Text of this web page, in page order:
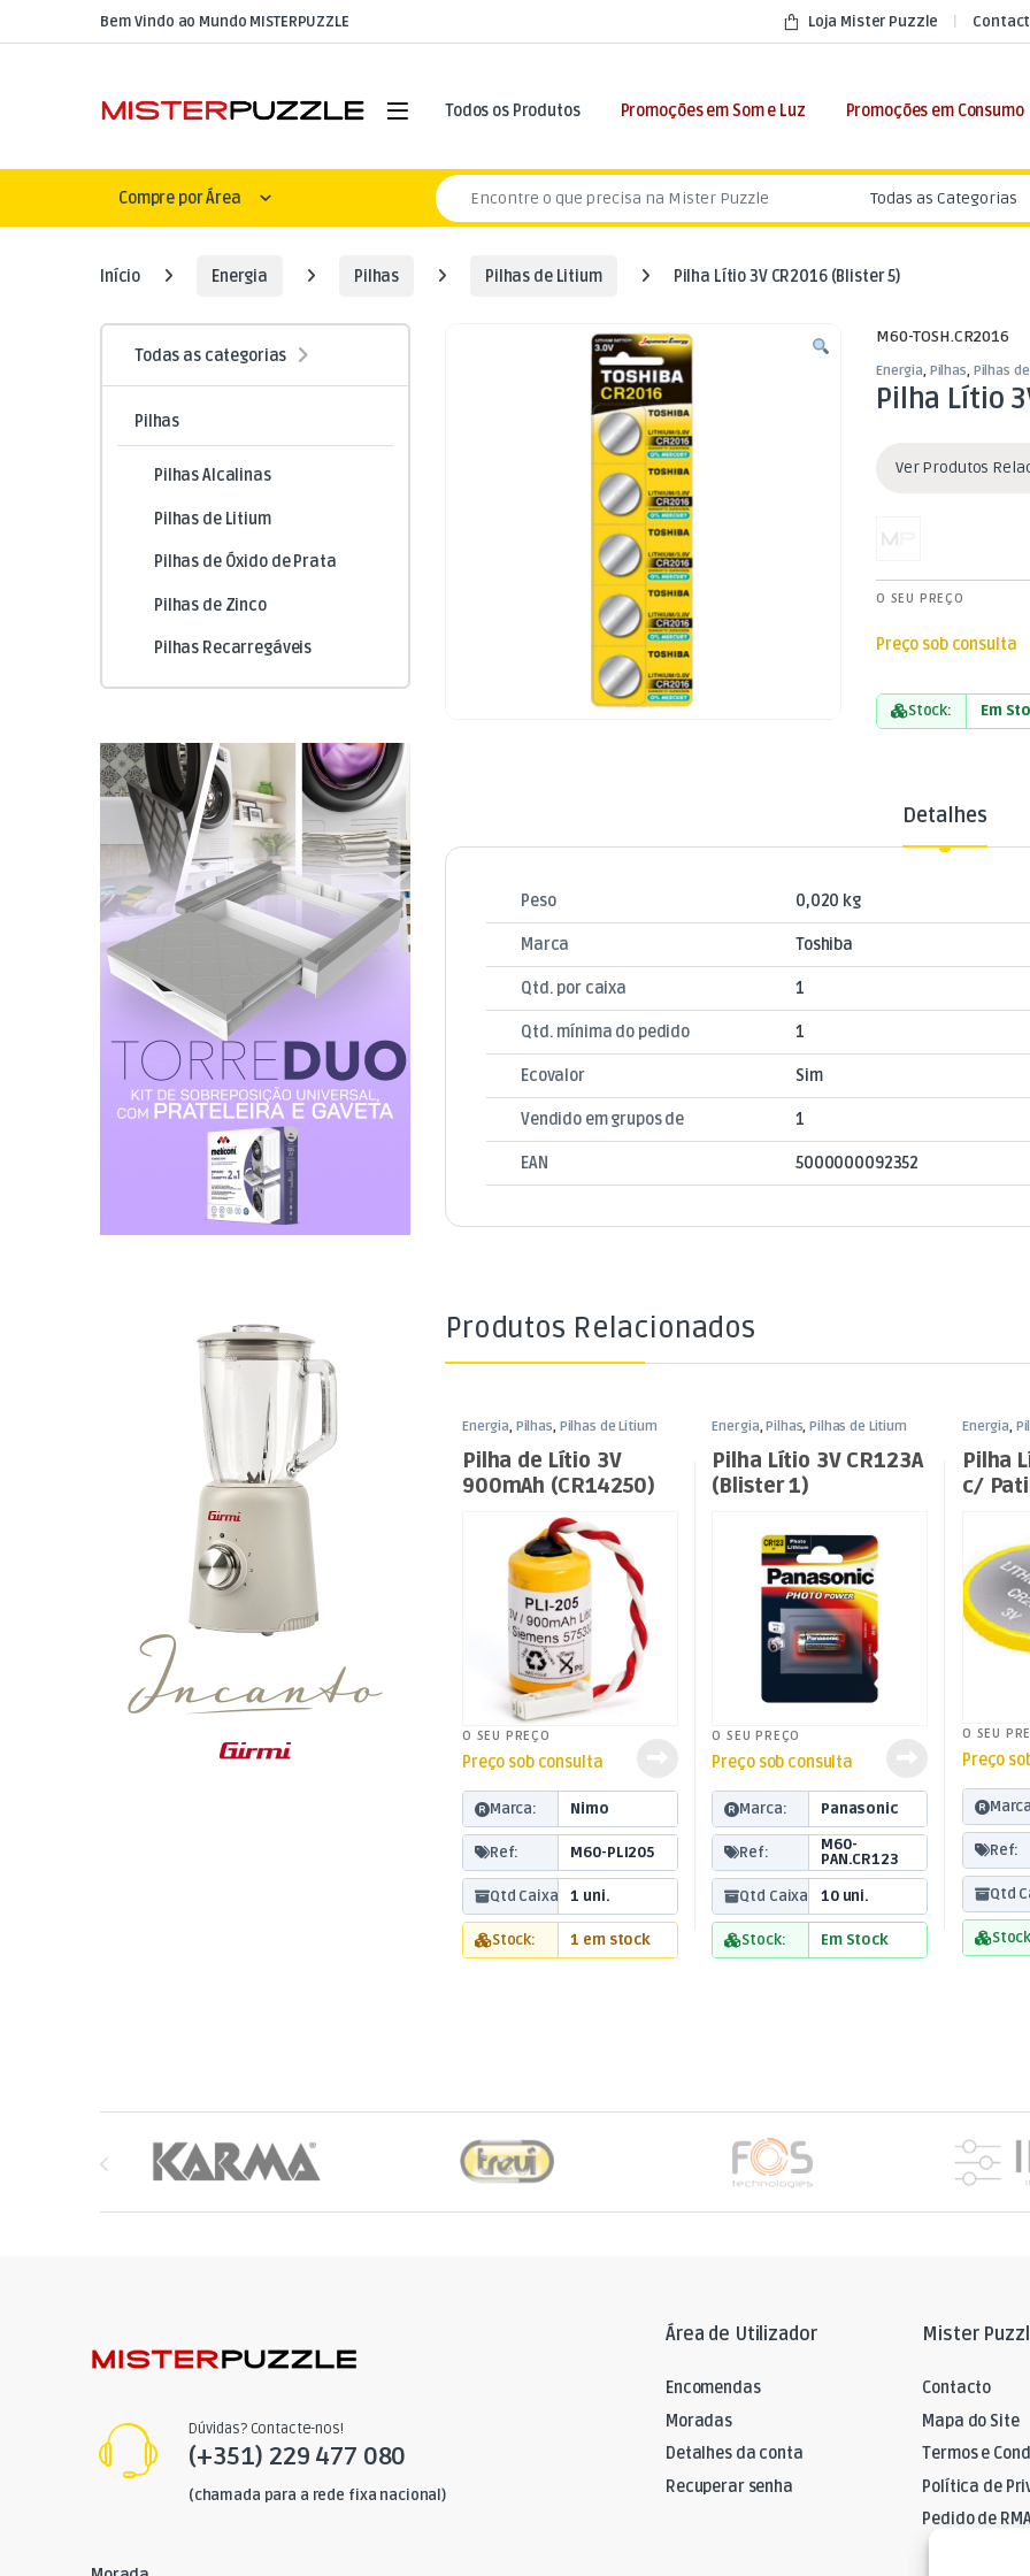
Skip to navigation
Skip to contentBem Vindo ao Mundo MISTERPUZZLE Loja Mister Puzzle
Open Todos os Produtos Promoções em Som e Luz Promoções em Consumo
Compre por Área
Search for:
Início Energia Pilhas Pilhas de Litium Pilha Lítio 3V CR2016 (Blister 5)
M60-TOSH.CR2016
Energia, Pilhas, Pilhas
Pilha Lítio
Ver Produtos
O SEU PREÇO
Preço sob consulta
Stock: Em
Detalhes
Peso 0,020 kg
Marca Toshiba
Qtd. por caixa 1
Qtd. mínima do pedido 1
Ecovalor Sim
Vendido em grupos de 1
EAN 5000000092352
Produtos Relacionados
Energia, Pilhas, Pilhas de Litium
Pilha de Lítio 3V
900mAh (CR14250)
O SEU PREÇO
Preço sob consulta
Marca: Nimo
Ref: M60-PLI205
Qtd Caixa: 1 uni.
Stock: 1 em stock
Energia,Pilhas,Pilhas de Litium
Pilha Lítio 3V CR123A
(Blister 1)
O SEU PREÇO
Preço sob consulta
Marca: Panasonic
Ref:
M60-
PAN.CR123
Qtd Caixa:
10 uni.
Stock: Em Stock
Energia,
Pilha
c/
O SEU
Preço
Ref:
Qtd
Todas as categorias
Pilhas
Pilhas Alcalinas
Pilhas de Litium
Pilhas de Óxido de Prata
Pilhas de Zinco
Pilhas Recarregáveis
Brands Carousel
Dúvidas? Contacte-nos!
(+351) 229 477 080
(chamada para a rede fixa nacional)
Área de Utilizador
Encomendas
Moradas
Detalhes da conta
Recuperar senha
Mister
Contacto
Mapa do Site
Termos e
Política de
Pedido de